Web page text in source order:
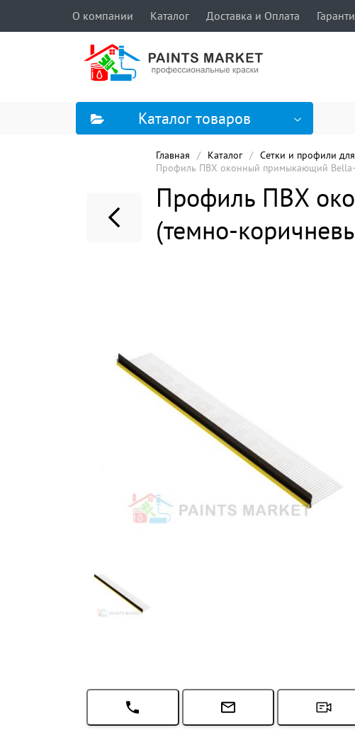
О компании Каталог Доставка и Оплата
Каталог товаров
Главная Каталог Сетки и профили
Профиль ПВХ оконный примыкающий Bella-
Профиль ПВХ
(темно-